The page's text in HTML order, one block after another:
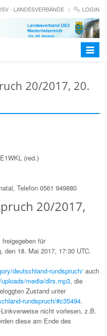
- LANDESVERBÄNDE LOGIN
Toggle
20/2017, 20.
(red.)
Telefon 0561 949880
20/2017,
für
den 18. Mai 2017, 17:30 UTC.
deutschland-rundspruch/ auch
media/dlrs.mp3, die
Zustand unter
rundspruch/#c35494.
nicht vorlesen, z.B.
diese am Ende des